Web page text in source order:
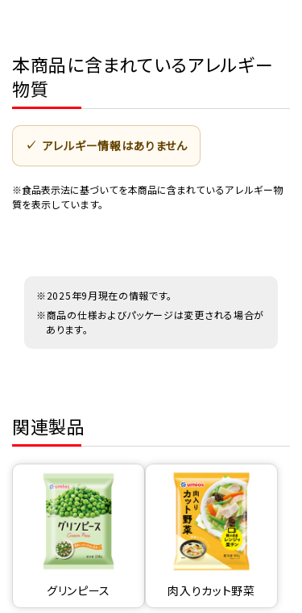
本商品に含まれているアレルギー
物質
アレルギー情報はありません
※食品表示法に基づいてを本商品に含まれているアレルギー物
質を表示しています。
※2025年9月現在の情報です。
※商品の仕様およびパッケージは変更される場合が
あります。
関連製品
グリンピース 肉入りカット野菜